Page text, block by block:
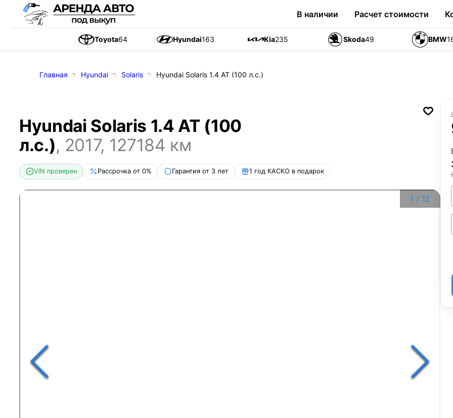
В наличии Расчет стоимости
Toyota64 Hyundai163 Kia235 Skoda49 BMW
Главная Hyundai Solaris Hyundai Solaris 1.4 AT (100 л.с.)
Hyundai Solaris 1.4 AT (100
л.с.), 2017, 127184 км
VIN проверен Рассрочка от 0% Гарантия от 3 лет 1 год КАСКО в подарок
1 / 12